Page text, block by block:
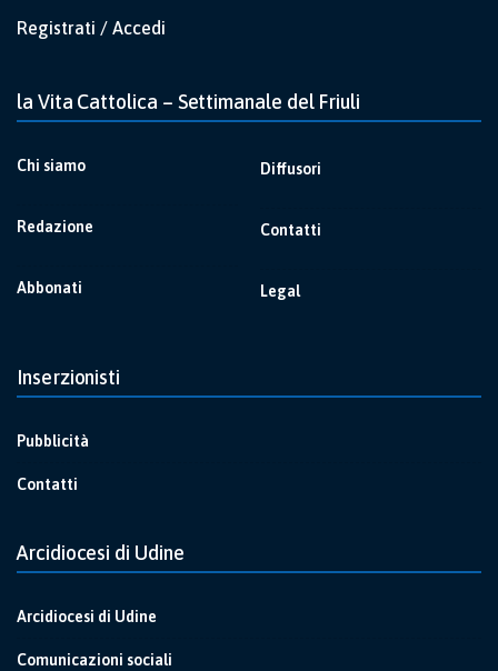
Registrati / Accedi
la Vita Cattolica – Settimanale del Friuli
Chi siamo
Redazione
Abbonati
Diffusori
Contatti
Legal
Inserzionisti
Pubblicità
Contatti
Arcidiocesi di Udine
Arcidiocesi di Udine
Comunicazioni sociali